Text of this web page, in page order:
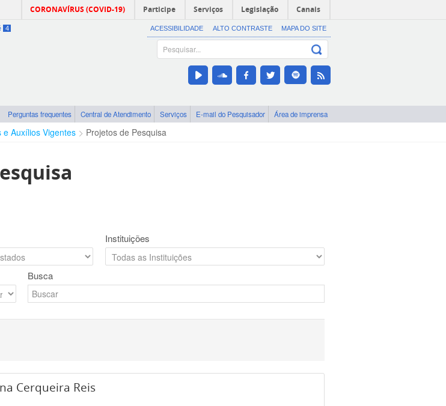
CORONAVÍRUS (COVID-19) Participe Serviços Legislação Canais
4 ACESSIBILIDADE ALTO CONTRASTE MAPA DO SITE
Perguntas frequentes Central de Atendimento Serviços E-mail do Pesquisador Área de imprensa
e Auxílios Vigentes Projetos de Pesquisa
Instituições
Busca
Cerqueira Reis